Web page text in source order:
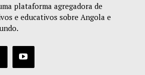
plataforma agregadora de
e educativos sobre Angola e